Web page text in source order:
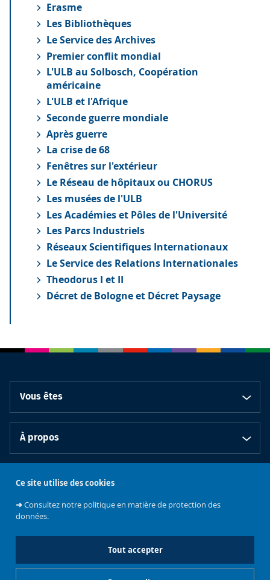
Ce site utilise des cookies
➜Consultez notre politique en matière de protection des
données.
Tout accepter
Erasme
Les Bibliothèques
Le Service des Archives
Premier conflit mondial
L'ULB au Solbosch, Coopération
américaine
L'ULB et l'Afrique
Seconde guerre mondiale
Après guerre
La crise de 68
Fenêtres sur l'extérieur
Le Réseau de hôpitaux ou CHORUS
Les musées de l'ULB
Les Académies et Pôles de l'Université
Les Parcs Industriels
Réseaux Scientifiques Internationaux
Le Service des Relations Internationales
Theodorus I et II
Décret de Bologne et Décret Paysage
Vous êtes
À propos
Bibliothèques
Contacts
stages
Événements
bibliothèques